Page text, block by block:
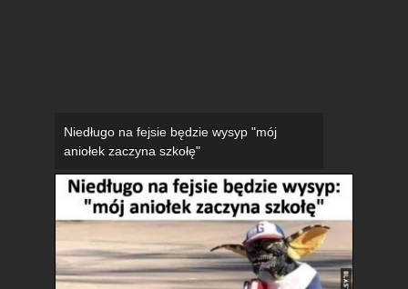
Niedługo na fejsie będzie wysyp "mój
aniołek zaczyna szkołę"